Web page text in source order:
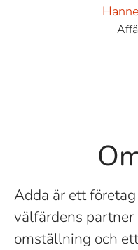
Adda är ett
välfärdens partner
omställning och